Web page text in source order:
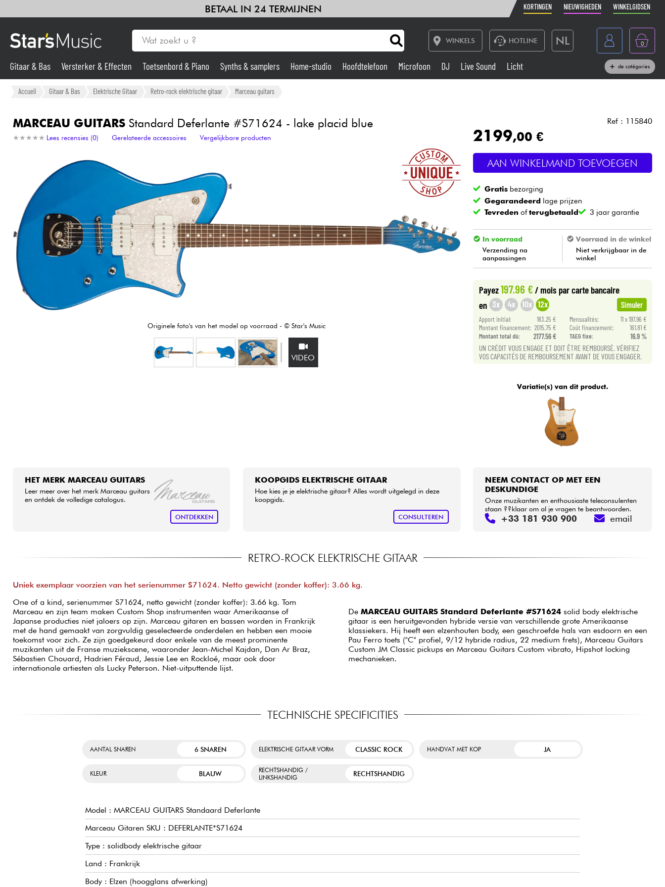
BETAAL IN 24 TERMIJNEN KORTINGEN NIEUWIGHEDEN WINKELGIDSEN
WINKELS HOTLINE NL
France
Belgique
Deutschland
0
Gitaar & Bas Versterker & Effecten
Synths & samplers Home-studio
Live Sound
Licht Blaasinstrument
Kabels & toebehoren
HiFi Sets
Bekijk onze merken
Gitaar & Bas Versterker & Effecten Toetsenbord & Piano Synths & samplers Home-studio Hoofdtelefoon Microfoon DJ Live Sound Licht de catégories
Accueil Gitaar & Bas Elektrische Gitaar Retro-rock elektrische gitaar Marceau guitars
MARCEAU GUITARSStandard Deferlante #S71624 - lake placid blue
★ ★ ★ ★ ★
★ ★ ★ ★ ★ Lees recensies (0) Gerelateerde accessoires Vergelijkbare producten
Originele foto's van het model op voorraad - © Star's Music
VIDEO
Ref : 115840
2199,00 €
AAN WINKELMAND TOEVOEGEN
Gratis bezorging
Gegarandeerd lage prijzen
Tevreden ofterugbetaald 3 jaar garantie
In voorraad
Verzending na
aanpassingen
Voorraad in de winkel
Niet verkrijgbaar in de
winkel
Payez197.96 €/ mois par carte bancaire
en 3x 4x 10x 12x Simuler
Apport initial: 183.25 € Mensualités:
11 x 197.96 €
Montant financement: 2015.75 € Coût financement:
161.81 €
Montant total dù:
2177.56 € TAEG fixe: 16.9 %
UN CRÉDIT VOUS ENGAGE ET DOIT ÊTRE REMBOURSÉ. VÉRIFIEZ
VOS CAPACITÉS DE REMBOURSEMENT AVANT DE VOUS ENGAGER.
Variatie(s) van dit product.
HET MERK MARCEAU GUITARS
Leer meer over het merk Marceau guitars
en ontdek de volledige catalogus.
ONTDEKKEN
KOOPGIDS ELEKTRISCHE GITAAR
Hoe kies je je elektrische gitaar? Alles wordt uitgelegd in deze
koopgids.
CONSULTEREN
NEEM CONTACT OP MET EEN
DESKUNDIGE
Onze muzikanten en enthousiaste teleconsulenten
staan ??klaar om al je vragen te beantwoorden.
+33 181 930 900 email
RETRO-ROCK ELEKTRISCHE GITAAR
Uniek exemplaar voorzien van het serienummer S71624. Netto gewicht (zonder koffer): 3.66 kg.
One of a kind, serienummer S71624, netto gewicht (zonder koffer): 3.66 kg. Tom
Marceau en zijn team maken Custom Shop instrumenten waar Amerikaanse of
Japanse producties niet jaloers op zijn. Marceau gitaren en bassen worden in Frankrijk
met de hand gemaakt van zorgvuldig geselecteerde onderdelen en hebben een mooie
toekomst voor zich. Ze zijn goedgekeurd door enkele van de meest prominente
muzikanten uit de Franse muziekscene, waaronder Jean-Michel Kajdan, Dan Ar Braz,
Sébastien Chouard, Hadrien Féraud, Jessie Lee en Rockloé, maar ook door
internationale artiesten als Lucky Peterson. Niet-uitputtende lijst.
DeMARCEAU GUITARS Standard Deferlante #S71624 solid body elektrische
gitaar is een heruitgevonden hybride versie van verschillende grote Amerikaanse
klassiekers. Hij heeft een elzenhouten body, een geschroefde hals van esdoorn en een
Pau Ferro toets ("C" profiel, 9/12 hybride radius, 22 medium frets), Marceau Guitars
Custom JM Classic pickups en Marceau Guitars Custom vibrato, Hipshot locking
mechanieken.
TECHNISCHE SPECIFICITIES
AANTAL SNAREN 6 SNAREN ELEKTRISCHE GITAAR VORM CLASSIC ROCK HANDVAT MET KOP JA
KLEUR BLAUW
RECHTSHANDIG /
LINKSHANDIG
RECHTSHANDIG
Model : MARCEAU GUITARS Standaard Deferlante
Marceau Gitaren SKU : DEFERLANTE*S71624
Type : solidbody elektrische gitaar
Land : Frankrijk
Body : Elzen (hoogglans afwerking)